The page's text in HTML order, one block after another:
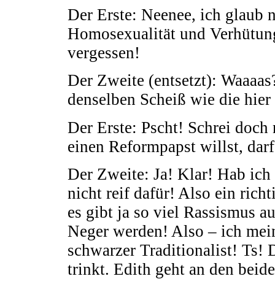
Der Erste: Neenee, ich
Homosexualität und
vergessen!
Der Zweite (entsetzt):
denselben Scheiß wie die
Der Erste: Pscht! Schrei
einen Reformpapst willst,
Der Zweite: Ja! Klar! Hab
nicht reif dafür! Also ein
es gibt ja so viel Rassismus
Neger werden! Also – ich
schwarzer Traditionalist! Ts!
trinkt. Edith geht an den